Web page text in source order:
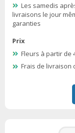
Les samedis
livraisons le jour
garanties
Prix
Fleurs à partir de
Frais de livraison